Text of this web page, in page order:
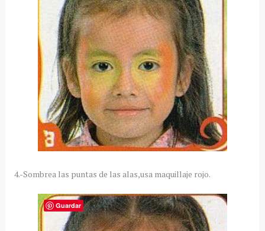
4.-Sombrea las puntas de las alas,usa maquillaje rojo.
Guardar